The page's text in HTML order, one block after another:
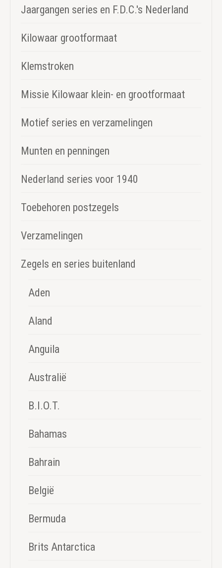
Jaargangen series en F.D.C.'s Nederland
Kilowaar grootformaat
Klemstroken
Missie Kilowaar klein- en grootformaat
Motief series en verzamelingen
Munten en penningen
Nederland series voor 1940
Toebehoren postzegels
Verzamelingen
Zegels en series buitenland
Aden
Aland
Anguila
Australië
B.I.O.T.
Bahamas
Bahrain
België
Bermuda
Brits Antarctica